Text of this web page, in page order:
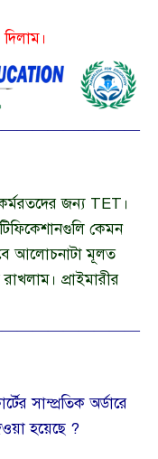
কর্মরতদের জন্য TET।
কেমন
আলোচনাটা মূলত
প্রাইমারীর
সাম্প্রতিক অর্ডারে
হয়েছে ?